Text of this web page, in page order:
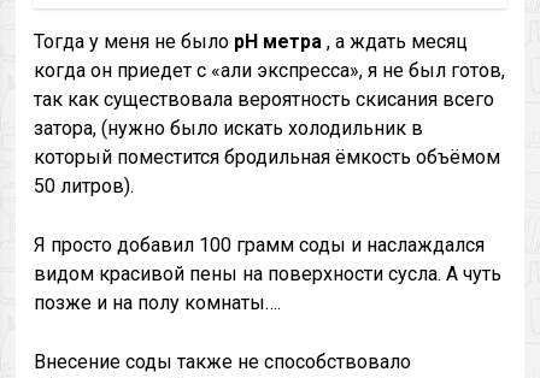
Тогда у меня не было pH метра , а ждать месяц
когда он приедет с «али экспресса», я не был готов,
так как существовала вероятность скисания всего
затора, (нужно было искать холодильник в
который поместится бродильная ёмкость объёмом
50 литров).
Я просто добавил 100 грамм соды и наслаждался
видом красивой пены на поверхности сусла. А чуть
позже и на полу комнаты….
Внесение соды также не способствовало